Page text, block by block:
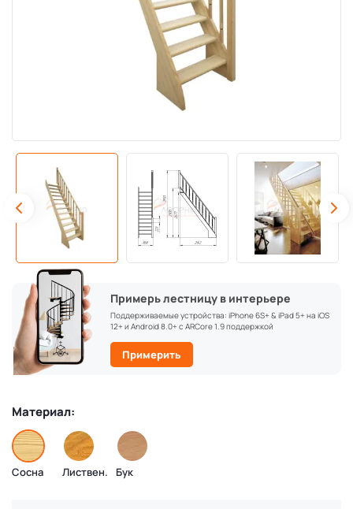
Примерь лестницу в интерьере
Поддерживаемые устройства: iPhone 6S+ & iPad 5+ на iOS
12+ и Android 8.0+ с ARCore 1.9 поддержкой
Примерить
Материал:
Сосна Листвен. Бук